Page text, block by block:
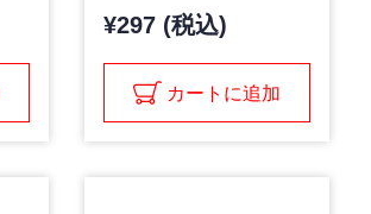
¥297 (税込)
カートに追加